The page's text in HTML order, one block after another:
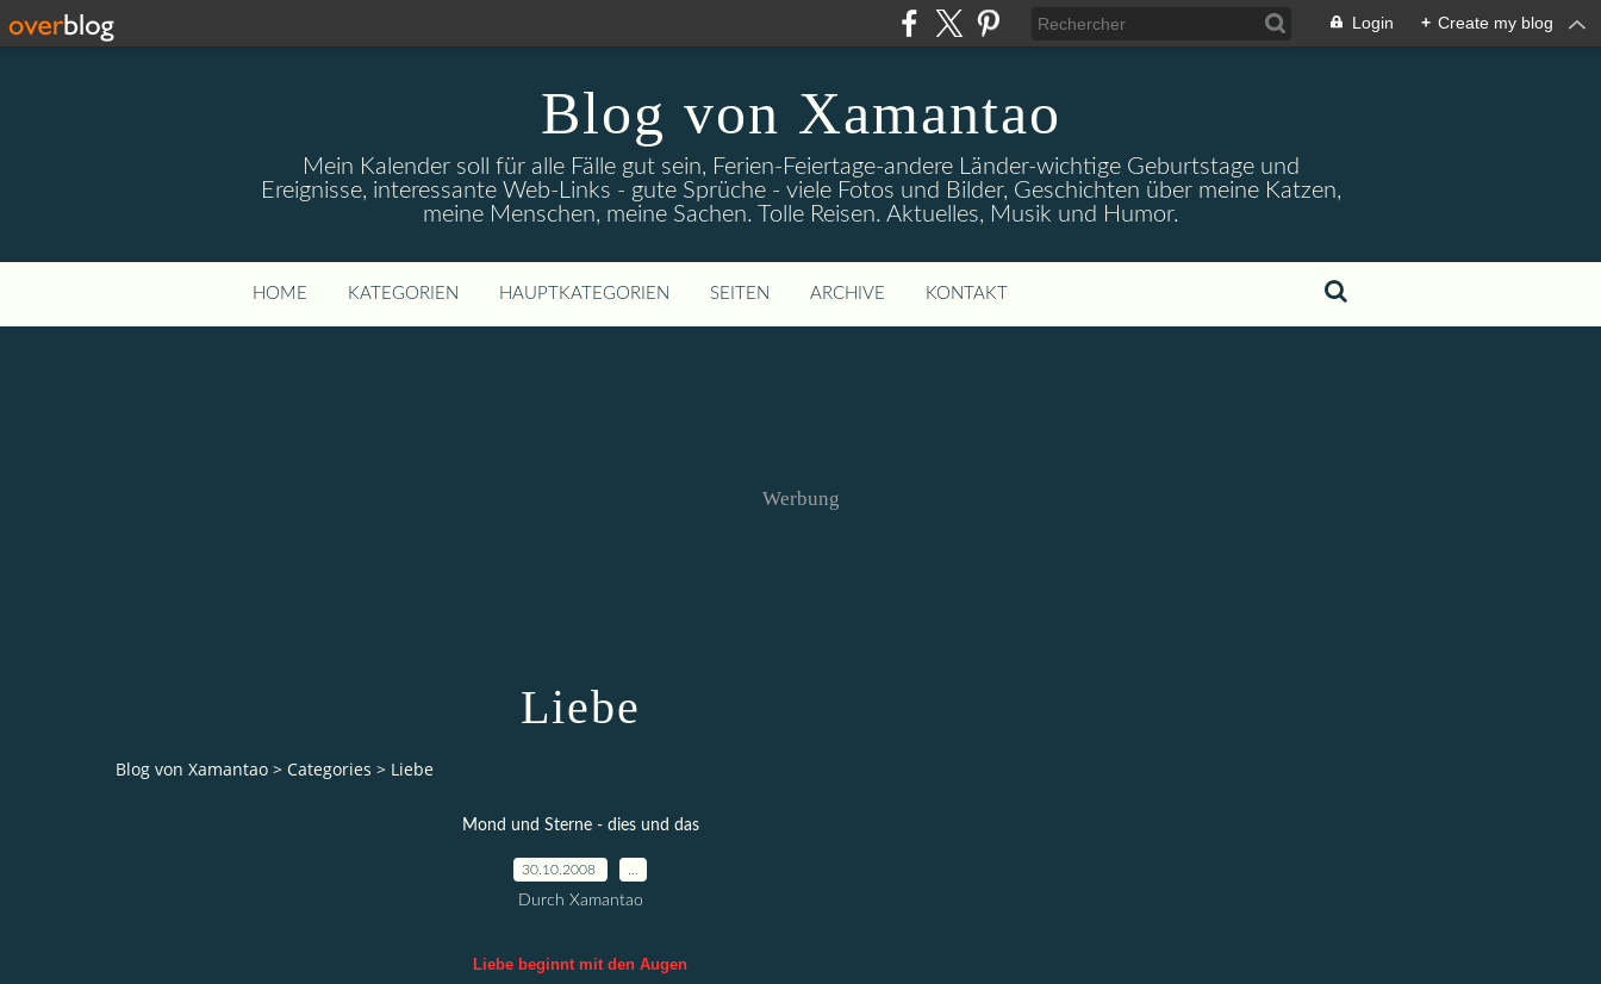
Login + Create my blog
Blog von Xamantao
Mein Kalender soll für alle Fälle gut sein, Ferien-Feiertage-andere Länder-wichtige Geburtstage und
Ereignisse, interessante Web-Links - gute Sprüche - viele Fotos und Bilder, Geschichten über meine Katzen,
meine Menschen, meine Sachen. Tolle Reisen. Aktuelles, Musik und Humor.
HOME KATEGORIEN HAUPTKATEGORIEN SEITEN ARCHIVE KONTAKT
Werbung
Liebe
Blog von Xamantao > Categories > Liebe
Mond und Sterne - dies und das
30.10.2008
Durch Xamantao
Liebe beginnt mit den Augen